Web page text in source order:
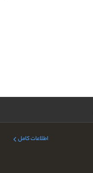
اطلاعات کامل